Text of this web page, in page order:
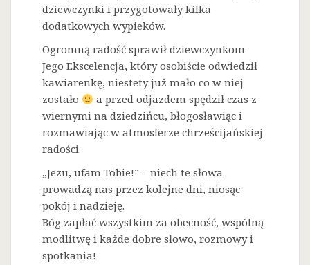
dziewczynki i przygotowały kilka
dodatkowych wypieków.
Ogromną radość sprawił dziewczynkom
Jego Ekscelencja, który osobiście odwiedził
kawiarenkę, niestety już mało co w niej
zostało
a przed odjazdem spędził czas z
wiernymi na dziedzińcu, błogosławiąc i
rozmawiając w atmosferze chrześcijańskiej
radości.
„Jezu, ufam Tobie!” – niech te słowa
prowadzą nas przez kolejne dni, niosąc
pokój i nadzieję.
Bóg zapłać wszystkim za obecność, wspólną
modlitwę i każde dobre słowo, rozmowy i
spotkania!